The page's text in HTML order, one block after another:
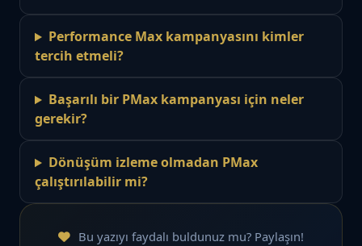
Performance Max kampanyasını kimler
tercih etmeli?
Başarılı bir PMax kampanyası için neler
gerekir?
Dönüşüm izleme olmadan PMax
çalıştırılabilir mi?
Bu yazıyı faydalı buldunuz mu? Paylaşın!